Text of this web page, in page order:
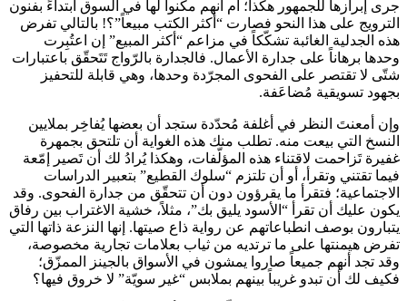
جرى إبرازها للجمهور هكذا؛ أم أنهم مكّنوا لها في السوق ابتداءً بفنون
الترويج على هذا النحو فصارت “أكثر الكتب مبيعاً”؟! بالتالي تفرض
هذه الجدلية الغائبة تشكّكاً في مزاعم “أكثر المبيع” إن اعتُبِرت
وحدها برهاناً على جدارة الأعمال. فالجدارة بالرّواج تَتَحقّق باعتبارات
شتّى لا تقتصر على الفحوى المجرّدة وحدها، وهي قابلة للتحفيز
بجهود تسويقية مُضاعَفة.
وإن أمعنتَ النظر في أغلفة مُحدّدة ستجد أن بعضها يُفاخِر بملايين
النسخ التي بيعت منه. تطلب منك هذه الغواية أن تلتحق بجمهرة
غفيرة تَزاحمت لاقتناء هذه المؤلّفات، وهكذا يُرادُ لك أن تَصير إمّعة
فيما تقتني وتقرأ، أو أن تلتزم “سلوك القطيع” بتعبير الدراسات
الاجتماعية؛ فتقرأ ما يقرؤون دون أن تتحقّق من جدارة الفحوى. وقد
يكون عليك أن تقرأ “الأسود يليق بك”، مثلاً، خشية الاغتراب بين رفاق
يتبارون بوصف انطباعاتهم عن رواية ذاع صيتها. إنها النزعة ذاتها التي
تفرض هيمنتها على ما ترتديه من ثياب بعلامات تجارية مخصوصة،
وقد تجد أنهم جميعاً صاروا يمشون في الأسواق بالجينز الممزّق؛
فكيف لك أن تبدو غريباً بينهم بملابس “غير سويّة” لا خروق فيها؟